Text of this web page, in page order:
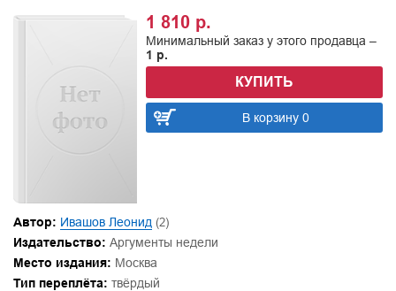
1 810 р.
Минимальный заказ у этого продавца –
1 р.
КУПИТЬ
В корзину 0
Автор: Ивашов Леонид (2)
Издательство: Аргументы недели
Место издания: Москва
Тип переплёта: твёрдый